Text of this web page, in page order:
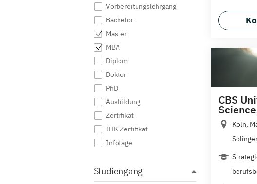
Vorbereitungslehrgang
Bachelor
Master
MBA
Diplom
Doktor
PhD
Ausbildung
Zertifikat
IHK-Zertifikat
Infotage
Studiengang
CBS
Köln,